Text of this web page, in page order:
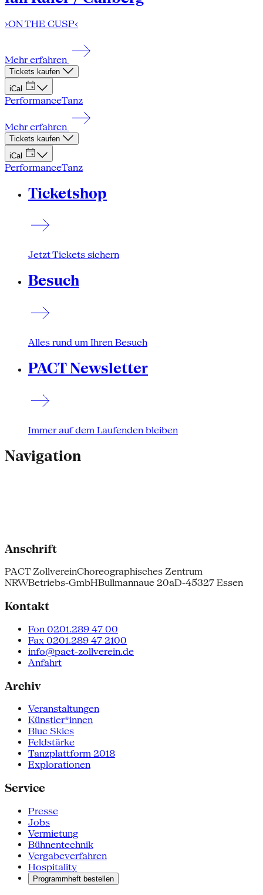
›ON THE CUSP‹
Mehr erfahren
Tickets kaufen
iCal
PerformanceTanz
Mehr erfahren
Tickets kaufen
iCal
PerformanceTanz
Ticketshop
Jetzt Tickets sichern
Besuch
Alles rund um Ihren Besuch
PACT Newsletter
Immer auf dem Laufenden bleiben
Navigation
Anschrift
PACT ZollvereinChoreographisches Zentrum
NRWBetriebs-GmbHBullmannaue 20aD-45327 Essen
Kontakt
Fon 0201.289 47 00
Fax 0201.289 47 2100
info@pact-zollverein.de
Anfahrt
Archiv
Veranstaltungen
Künstler*innen
Blue Skies
Feldstärke
Tanzplattform 2018
Explorationen
Service
Presse
Jobs
Vermietung
Bühnentechnik
Vergabeverfahren
Hospitality
Programmheft bestellen